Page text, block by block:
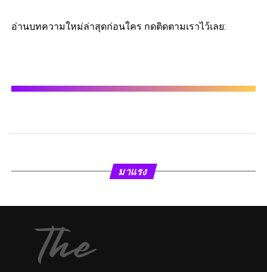
อ่านบทความใหม่ล่าสุดก่อนใคร กดติดตามเราไว้เลย:
มาแรง